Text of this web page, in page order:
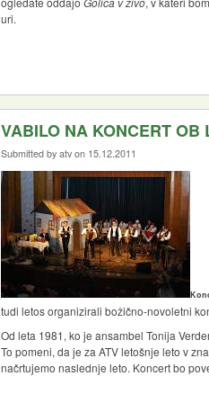
uri.
VABILO NA KONCERT OB
Submitted by atv on 15.12.2011
tudi letos organizirali božično-novoletni
Od leta 1981, ko je ansambel Tonija
To pomeni, da je za ATV letošnje leto v
načrtujemo naslednje leto. Koncert bo